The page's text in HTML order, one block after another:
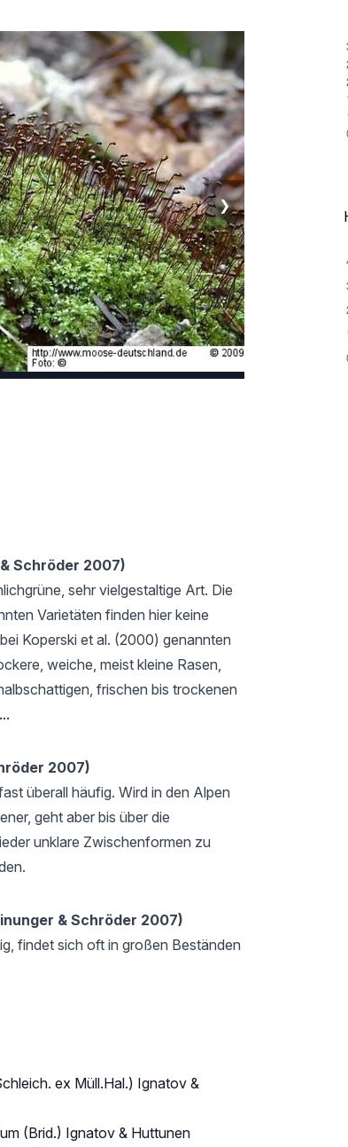
❯
Schröder 2007)
sehr vielgestaltige Art. Die
Varietäten finden hier keine
Koperski et al. (2000) genannten
weiche, meist kleine Rasen,
frischen bis trockenen
...
2007)
überall häufig. Wird in den Alpen
geht aber bis über die
unklare Zwischenformen zu
& Schröder 2007)
findet sich oft in großen Beständen
ex Müll.Hal.) Ignatov &
(Brid.) Ignatov & Huttunen